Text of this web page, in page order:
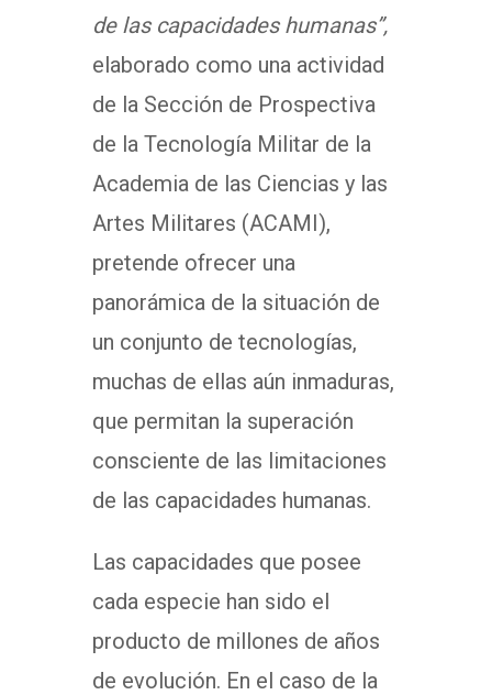
de las capacidades humanas”,
elaborado como una actividad
de la Sección de Prospectiva
de la Tecnología Militar de la
Academia de las Ciencias y las
Artes Militares (ACAMI),
pretende ofrecer una
panorámica de la situación de
un conjunto de tecnologías,
muchas de ellas aún inmaduras,
que permitan la superación
consciente de las limitaciones
de las capacidades humanas.
Las capacidades que posee
cada especie han sido el
producto de millones de años
de evolución. En el caso de la